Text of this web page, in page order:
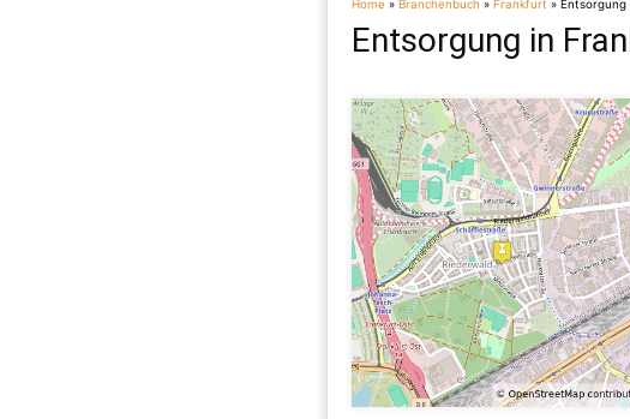
Home » Branchenbuch » Frankfurt » Entsorgung
Entsorgung in